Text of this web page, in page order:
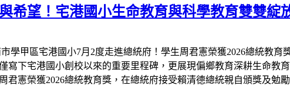
希望！宅港國小生命教育與科學教育雙雙綻
學甲區宅港國小7月2度走進總統府！學生周君憲榮獲2026總統教
寫下宅港國小創校以來的重要里程碑，更展現偏鄉教育深耕生命
君憲榮獲2026總統教育獎，在總統府接受賴清德總統親自頒獎及